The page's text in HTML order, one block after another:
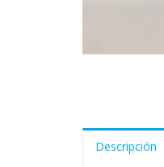
Descripción